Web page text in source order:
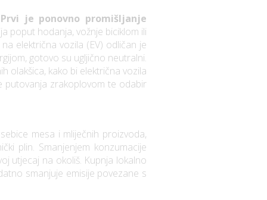
Prvi je ponovno promišljanje
poput hodanja, vožnje biciklom ili
električna vozila (EV) odličan je
gotovo su ugljično neutralni.
olakšica, kako bi električna vozila
putovanja zrakoplovom te odabir
mesa i mliječnih proizvoda,
plin. Smanjenjem konzumacije
utjecaj na okoliš. Kupnja lokalno
smanjuje emisije povezane s